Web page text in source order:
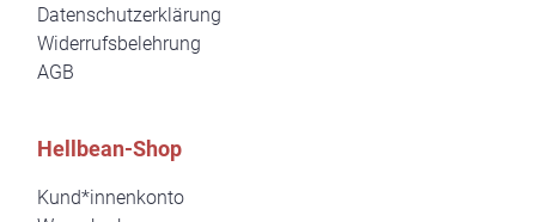
Datenschutzerklärung
Widerrufsbelehrung
AGB
Hellbean-Shop
Kund*innenkonto